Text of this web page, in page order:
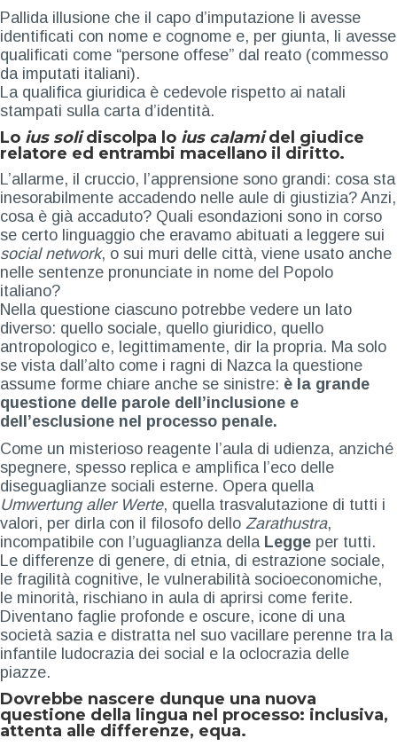
Pallida illusione che il capo d’imputazione li avesse
identificati con nome e cognome e, per giunta, li avesse
qualificati come “persone offese” dal reato (commesso
da imputati italiani).
La qualifica giuridica è cedevole rispetto ai natali
stampati sulla carta d’identità.
Lo ius solidiscolpa lo ius calamidel giudice
relatore ed entrambi macellano il diritto.
L’allarme, il cruccio, l’apprensione sono grandi: cosa sta
inesorabilmente accadendo nelle aule di giustizia? Anzi,
cosa è già accaduto? Quali esondazioni sono in corso
se certo linguaggio che eravamo abituati a leggere sui
social network, o sui muri delle città, viene usato anche
nelle sentenze pronunciate in nome del Popolo
italiano?
Nella questione ciascuno potrebbe vedere un lato
diverso: quello sociale, quello giuridico, quello
antropologico e, legittimamente, dir la propria. Ma solo
se vista dall’alto come i ragni di Nazca la questione
assume forme chiare anche se sinistre: è la grande
questione delle parole dell’inclusione e
dell’esclusione nel processo penale.
Come un misterioso reagente l’aula di udienza, anziché
spegnere, spesso replica e amplifica l’eco delle
diseguaglianze sociali esterne. Opera quella
Umwertung aller Werte, quella trasvalutazione di tutti i
valori, per dirla con il filosofo dello Zarathustra,
incompatibile con l’uguaglianza della Legge per tutti.
Le differenze di genere, di etnia, di estrazione sociale,
le fragilità cognitive, le vulnerabilità socioeconomiche,
le minorità, rischiano in aula di aprirsi come ferite.
Diventano faglie profonde e oscure, icone di una
società sazia e distratta nel suo vacillare perenne tra la
infantile ludocrazia dei social e la oclocrazia delle
piazze.
Dovrebbe nascere dunque una nuova
questione della lingua nel processo: inclusiva,
attenta alle differenze, equa.